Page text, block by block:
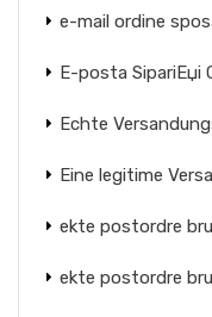
e-mail ordine
E-posta SipariЕџi
Echte
Eine legitime
ekte postordre
ekte postordre